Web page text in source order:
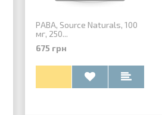
Creatine PH-X, BiotechUSA, 90 капсул
Добавлен:
Рецензент:Загієв
PABA, Source Naturals, 100
мг, 250...
675 грн